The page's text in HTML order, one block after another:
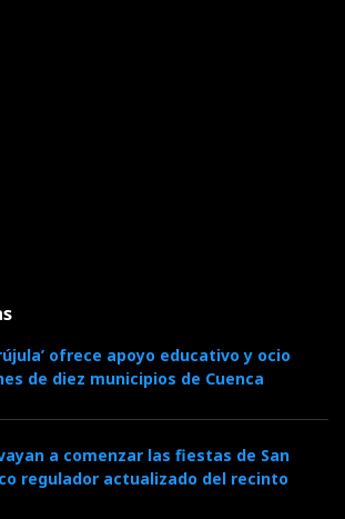
ofrece apoyo educativo y ocio
de diez municipios de Cuenca
a comenzar las fiestas de San
regulador actualizado del recinto